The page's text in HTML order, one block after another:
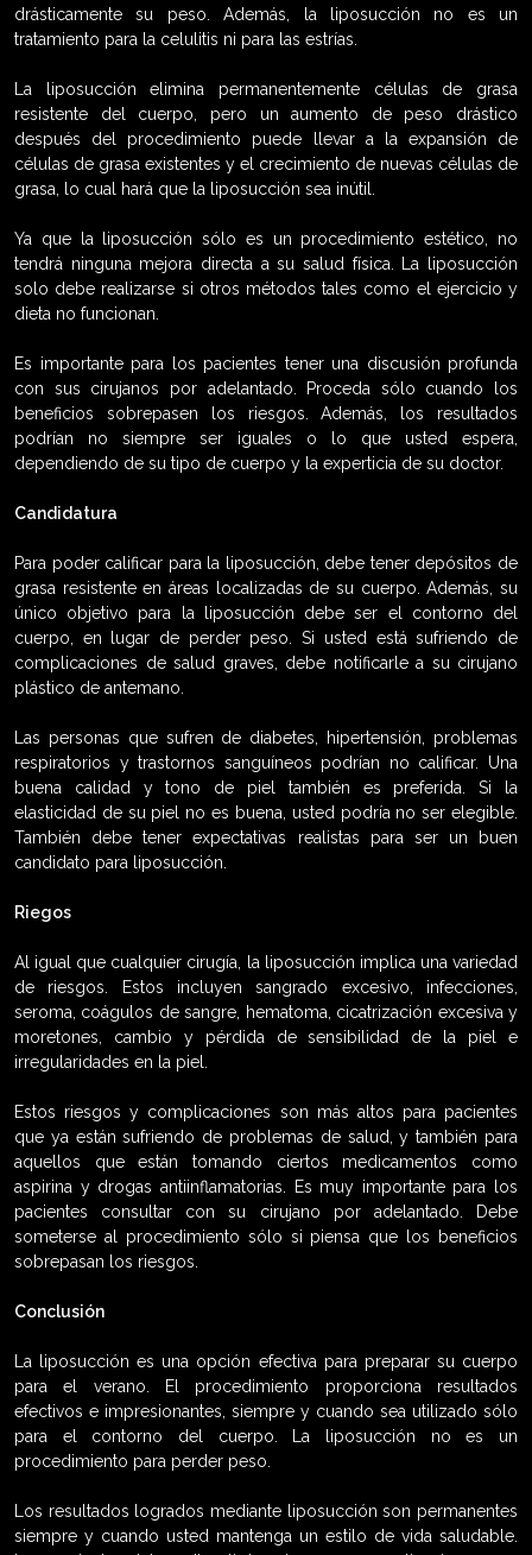
drásticamente su peso. Además, la liposucción no es un
tratamiento para la celulitis ni para las estrías.
La liposucción elimina permanentemente células de grasa
resistente del cuerpo, pero un aumento de peso drástico
después del procedimiento puede llevar a la expansión de
células de grasa existentes y el crecimiento de nuevas células de
grasa, lo cual hará que la liposucción sea inútil.
Ya que la liposucción sólo es un procedimiento estético, no
tendrá ninguna mejora directa a su salud física. La liposucción
solo debe realizarse si otros métodos tales como el ejercicio y
dieta no funcionan.
Es importante para los pacientes tener una discusión profunda
con sus cirujanos por adelantado. Proceda sólo cuando los
beneficios sobrepasen los riesgos. Además, los resultados
podrían no siempre ser iguales o lo que usted espera,
dependiendo de su tipo de cuerpo y la experticia de su doctor.
Candidatura
Para poder calificar para la liposucción, debe tener depósitos de
grasa resistente en áreas localizadas de su cuerpo. Además, su
único objetivo para la liposucción debe ser el contorno del
cuerpo, en lugar de perder peso. Si usted está sufriendo de
complicaciones de salud graves, debe notificarle a su cirujano
plástico de antemano.
Las personas que sufren de diabetes, hipertensión, problemas
respiratorios y trastornos sanguíneos podrían no calificar. Una
buena calidad y tono de piel también es preferida. Si la
elasticidad de su piel no es buena, usted podría no ser elegible.
También debe tener expectativas realistas para ser un buen
candidato para liposucción.
Riegos
Al igual que cualquier cirugía, la liposucción implica una variedad
de riesgos. Estos incluyen sangrado excesivo, infecciones,
seroma, coágulos de sangre, hematoma, cicatrización excesiva y
moretones, cambio y pérdida de sensibilidad de la piel e
irregularidades en la piel.
Estos riesgos y complicaciones son más altos para pacientes
que ya están sufriendo de problemas de salud, y también para
aquellos que están tomando ciertos medicamentos como
aspirina y drogas antiinflamatorias. Es muy importante para los
pacientes consultar con su cirujano por adelantado. Debe
someterse al procedimiento sólo si piensa que los beneficios
sobrepasan los riesgos.
Conclusión
La liposucción es una opción efectiva para preparar su cuerpo
para el verano. El procedimiento proporciona resultados
efectivos e impresionantes, siempre y cuando sea utilizado sólo
para el contorno del cuerpo. La liposucción no es un
procedimiento para perder peso.
Los resultados logrados mediante liposucción son permanentes
siempre y cuando usted mantenga un estilo de vida saludable.